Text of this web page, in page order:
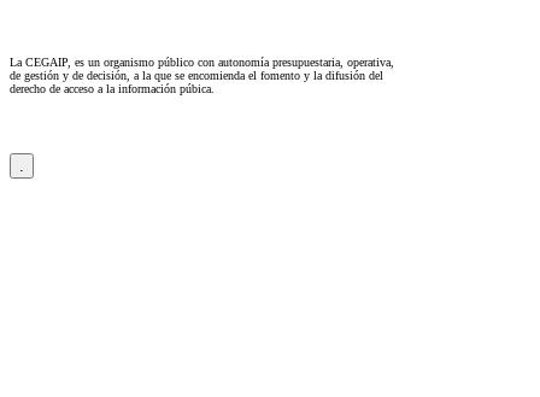
La CEGAIP, es un organismo público con autonomía presupuestaria, operativa,
de gestión y de decisión, a la que se encomienda el fomento y la difusión del
derecho de acceso a la información púbica.